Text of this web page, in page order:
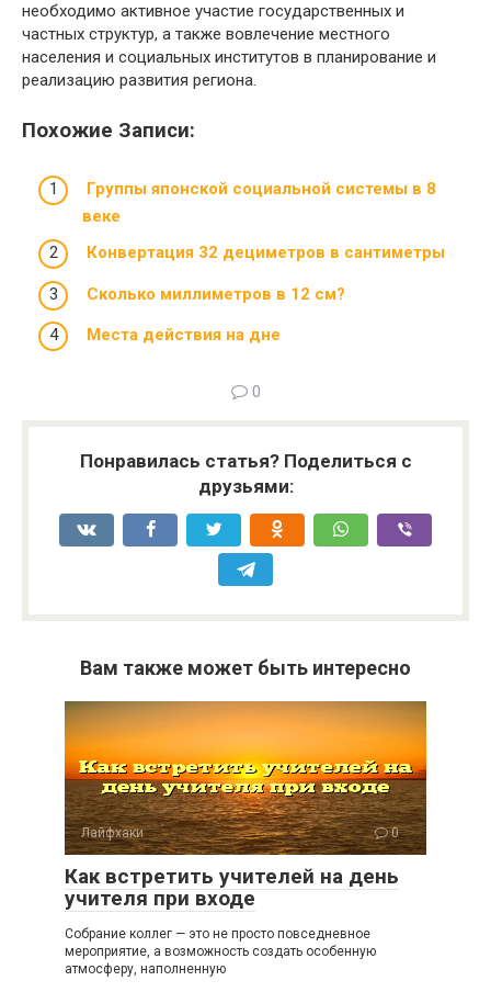
необходимо активное участие государственных и
частных структур, а также вовлечение местного
населения и социальных институтов в планирование и
реализацию развития региона.
Похожие Записи:
Группы японской социальной системы в 8
веке
Конвертация 32 дециметров в сантиметры
Сколько миллиметров в 12 см?
Места действия на дне
0
Понравилась статья? Поделиться с
друзьями:
Вам также может быть интересно
Лайфхаки 0
Как встретить учителей на день
учителя при входе
Собрание коллег — это не просто повседневное
мероприятие, а возможность создать особенную
атмосферу, наполненную